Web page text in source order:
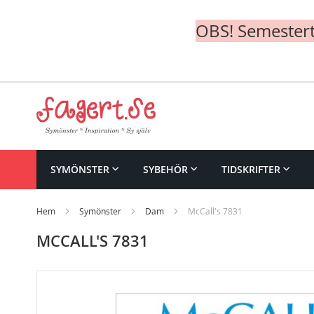
OBS!
Content
SYMÖNSTER SYBEHÖR TIDSKRIFTER
Hem Symönster Dam McCall's 7831
MCCALL'S 7831